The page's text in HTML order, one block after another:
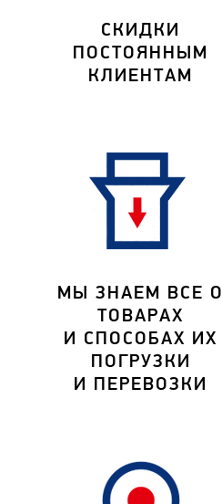
СКИДКИ
ПОСТОЯННЫМ
КЛИЕНТАМ
МЫ ЗНАЕМ ВСЕ О
ТОВАРАХ
И СПОСОБАХ ИХ
ПОГРУЗКИ
И ПЕРЕВОЗКИ